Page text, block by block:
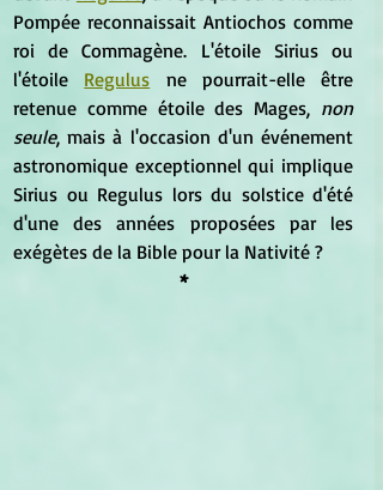
Pompée reconnaissait Antiochos comme
roi de Commagène. L'étoile Sirius ou
l'étoile Regulus ne pourrait-elle être
retenue comme étoile des Mages, non
seule, mais à l'occasion d'un événement
astronomique exceptionnel qui implique
Sirius ou Regulus lors du solstice d'été
d'une des années proposées par les
exégètes de la Bible pour la Nativité ?
*